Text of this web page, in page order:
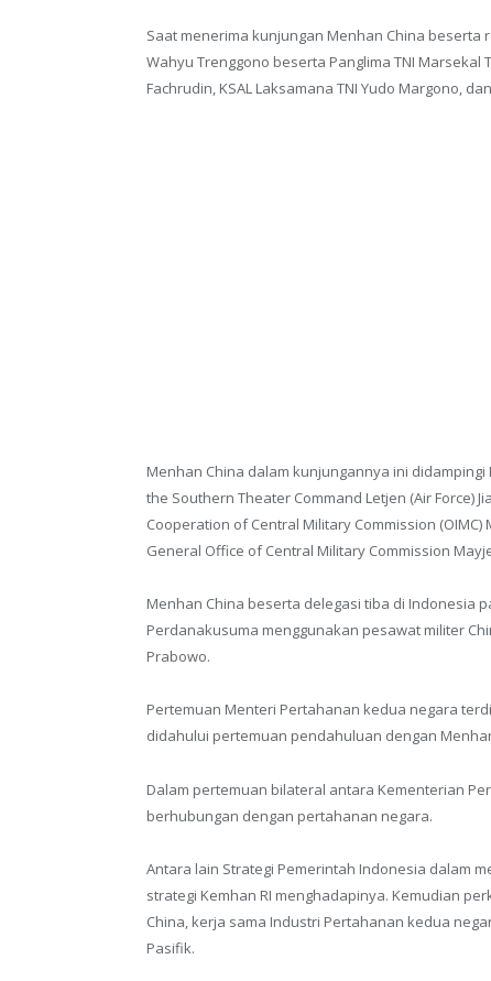
Saat menerima kunjungan Menhan China beserta
Wahyu Trenggono beserta Panglima TNI Marsekal
Fachrudin, KSAL Laksamana TNI Yudo Margono,
Menhan China dalam kunjungannya ini
the Southern Theater Command Letjen (Air Force)
Cooperation of Central Military Commission
General Office of Central Military Commission
Menhan China beserta delegasi tiba di Indonesia
Perdanakusuma menggunakan pesawat militer
Prabowo.
Pertemuan Menteri Pertahanan kedua negara
didahului pertemuan pendahuluan dengan
Dalam pertemuan bilateral antara Kementerian
berhubungan dengan pertahanan negara.
Antara lain Strategi Pemerintah Indonesia dalam
strategi Kemhan RI menghadapinya. Kemudian
China, kerja sama Industri Pertahanan kedua
Pasifik.